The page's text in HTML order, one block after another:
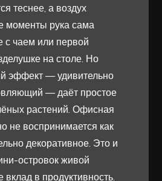
теснее, а воздух
моменты рука сама
с чаем или первой
на столе. Но
эффект — удивительно
— даёт простое
растений. Офисная
не воспринимается как
декоративное. Это и
островок живой
в продуктивность.